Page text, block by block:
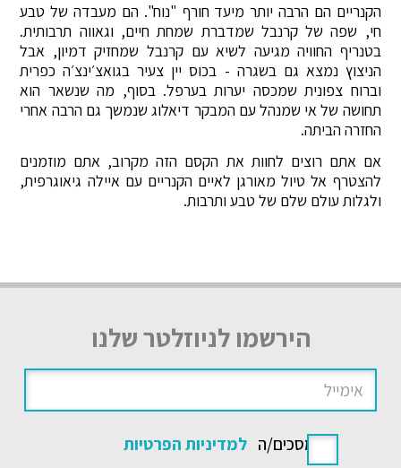
הקנריים הם הרבה יותר מיעד חורף "נוח". הם מעבדה של טבע
חי, שפה של קרנבל שמדברת שמחת חיים, וגאווה תרבותית.
בטנריף החוויה מגיעה לשיא עם קרנבל שמחזיק דמיון, אבל
הניצוץ נמצא גם בשגרה - בכוס יין צעיר בגואצ׳ינצ׳ה כפרית
וברוח צפונית שמכסה יערות בערפל. בסוף, מה שנשאר הוא
תחושה של אי שמנהל עם המבקר דיאלוג שנמשך גם הרבה אחרי
החזרה הביתה.
אם אתם רוצים לחוות את הקסם הזה מקרוב, אתם מוזמנים
להצטרף אל טיול מאורגן לאיים הקנריים עם איילה גיאוגרפית,
ולגלות עולם שלם של טבע ותרבות.
הירשמו לניוזלטר שלנו
אני מסכים/ה למדיניות הפרטיות